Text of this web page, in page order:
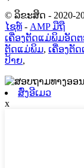
© ລິຂະສິດ - 2020-
ໄຊທ໌ - AMP ມືຖື
ເຄື່ອງຕັດແມ່ພິມອັດ
ຕັດແມ່ພິມ, ເຄື່ອງຕັ
ປ້າຍ,
ສົ່ງອີເມວ
x